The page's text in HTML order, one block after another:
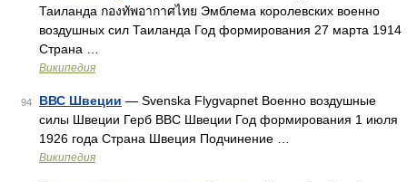
Таиланда กองทัพอากาศไทย Эмблема королевских военно
воздушных сил Таиланда Год формирования 27 марта 1914
Страна …
Википедия
94 ВВС Швеции — Svenska Flygvapnet Военно воздушные
силы Швеции Герб ВВС Швеции Год формирования 1 июля
1926 года Страна Швеция Подчинение …
Википедия